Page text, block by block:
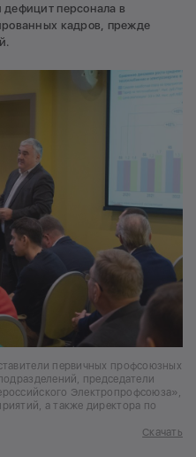
персонала в
кадров, прежде
первичных профсоюзных
председатели
Электропрофсоюза»,
а также директора по
Скачать